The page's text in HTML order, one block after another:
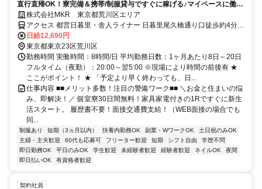
直行直帰OK！寮完備＆携帯/制服貸与ですぐに稼げる♪マイペースに働け
ます！
株式会社MKR 東京都荒川区エリア
アクセス 都営日暮里・舎人ライナー 日暮里尾久橋通り口徒歩約4分、
都営日暮里・舎人ライナー 日暮里尾久橋通り口徒歩約4分、都営日暮
里・舎人ライナー 日暮里尾久橋通り口徒歩約4分 東京都荒川区エリア
(三河島駅、南千住駅、三ノ輪橋駅、宮ノ前駅)
日給12,690円
東京都東京23区荒川区
勤務時間 実働時間：8時間/日 平均勤務日数：1ヶ月あたり8日～20日
フルタイム（夜勤）：20:00～翌5:00 ※現場により時間の前後有 ★
ここがポイント！ ★ 「予定より早く終わっても、日...
仕事内容 ■■メリット多数！注目の警備ワーク■■ ＼お金と住まいの悩
み、即解決！／ 個室寮30日間無料！家具家電付きの1Rですぐに新生
活スタート。 履歴書不要！面接交通費支給！（WEB面接の場合でも
同...
制服あり 短期（3ヵ月以内） 扶養内勤務OK 副業・WワークOK
土日祝のみOK
主婦・主夫歓迎
60代も応募可 フリーター歓迎 短期 シフト自由
学歴不問
即日勤務OK
平日のみOK 学生歓迎 未経験者歓迎 経験者歓迎 ネイルOK
夜間
即日払いOK
有資格者歓迎
契約社員